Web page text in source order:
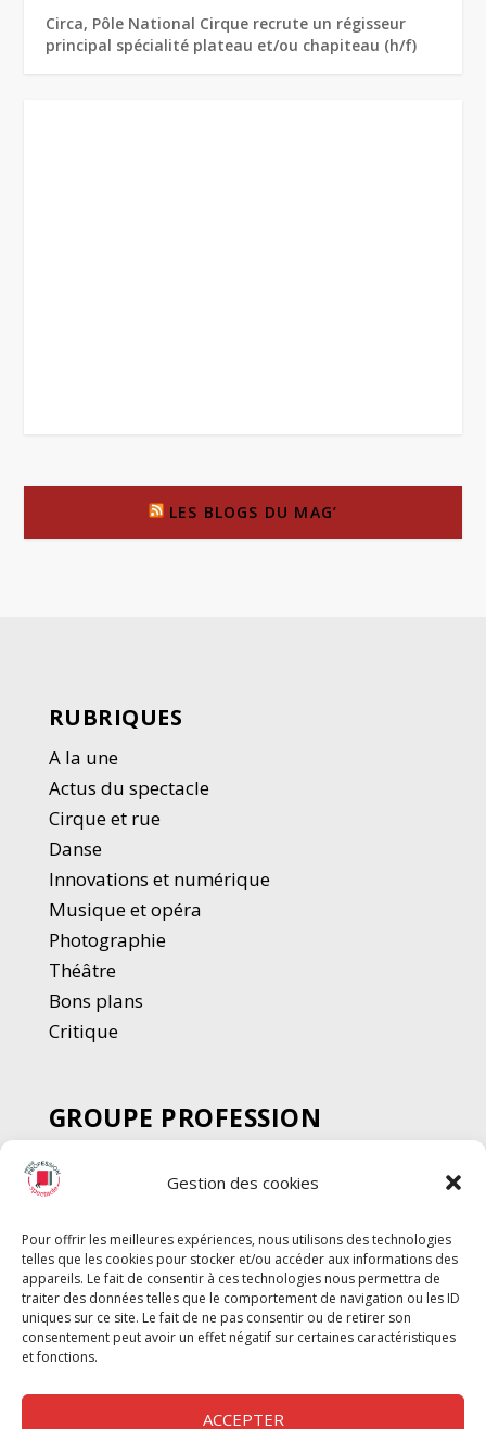
Gestion des cookies
Pour offrir les meilleures expériences, nous utilisons des technologies
telles que les cookies pour stocker et/ou accéder aux informations des
appareils. Le fait de consentir à ces technologies nous permettra de
traiter des données telles que le comportement de navigation ou les ID
uniques sur ce site. Le fait de ne pas consentir ou de retirer son
consentement peut avoir un effet négatif sur certaines caractéristiques
et fonctions.
ACCEPTER
Circa, Pôle National Cirque recrute un régisseur
principal spécialité plateau et/ou chapiteau (h/f)
LES BLOGS DU MAG’
RUBRIQUES
A la une
Actus du spectacle
Cirque et rue
Danse
Innovations et numérique
Musique et opéra
Photographie
Théâtre
Bons plans
Critique
GROUPE PROFESSION
SPECTACLE
Chèque Intermittents
Chèque Compta
Chèque Emploi Spectacle
G-Pods
Profession Audio-visuel